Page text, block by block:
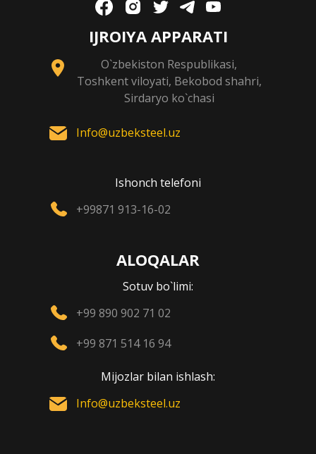
IJROIYA APPARATI
O`zbekiston Respublikasi,
Toshkent viloyati, Bekobod shahri,
Sirdaryo ko`chasi
Info@uzbeksteel.uz
Ishonch telefoni
+99871 913-16-02
ALOQALAR
Sotuv bo`limi:
+99 890 902 71 02
+99 871 514 16 94
Mijozlar bilan ishlash:
Info@uzbeksteel.uz